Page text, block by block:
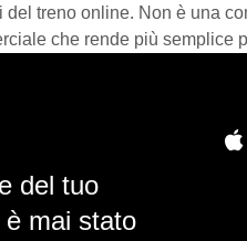
treno online. Non è una
che rende più semplice
del tuo
mai stato